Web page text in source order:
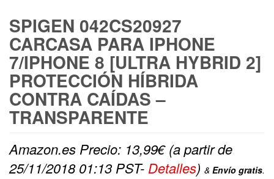
SPIGEN 042CS20927
CARCASA PARA IPHONE
7/IPHONE 8 [ULTRA HYBRID 2]
PROTECCIÓN HÍBRIDA
CONTRA CAÍDAS –
TRANSPARENTE
Amazon.es Precio: 13,99€(a partir de
25/11/2018 01:13 PST- Detalles) & Envío gratis.